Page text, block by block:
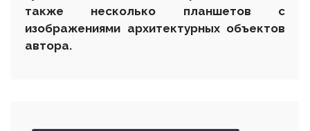
также несколько планшетов с
изображениями архитектурных объектов
автора.